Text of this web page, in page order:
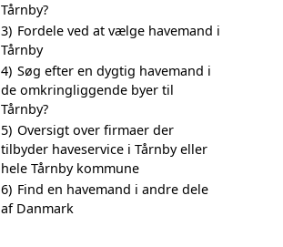
Tårnby?
3) Fordele ved at vælge havemand i
Tårnby
4) Søg efter en dygtig havemand i
de omkringliggende byer til
Tårnby?
5) Oversigt over firmaer der
tilbyder haveservice i Tårnby eller
hele Tårnby kommune
6) Find en havemand i andre dele
af Danmark